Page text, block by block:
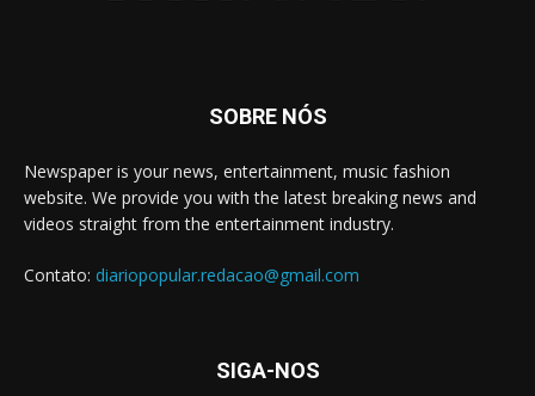
SOBRE NÓS
Newspaper is your news, entertainment, music fashion
website. We provide you with the latest breaking news and
videos straight from the entertainment industry.
Contato: diariopopular.redacao@gmail.com
SIGA-NOS